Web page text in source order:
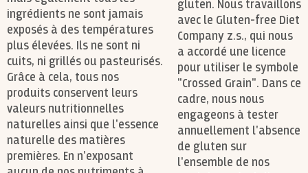
ingrédients ne sont jamais
exposés à des températures
plus élevées. Ils ne sont ni
cuits, ni grillés ou pasteurisés.
Grâce à cela, tous nos
produits conservent leurs
valeurs nutritionnelles
naturelles ainsi que l'essence
naturelle des matières
premières. En n'exposant
gluten. Nous travaillons
avec le Gluten-free Diet
Company z.s., qui nous
a accordé une licence
pour utiliser le symbole
"Crossed Grain". Dans ce
cadre, nous nous
engageons à tester
annuellement l'absence
de gluten sur
l'ensemble de nos